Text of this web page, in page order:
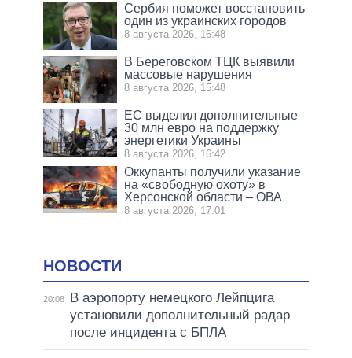
Сербия поможет восстановить
один из украинских городов
8 августа 2026, 16:48
В Береговском ТЦК выявили
массовые нарушения
8 августа 2026, 15:48
ЕС выделил дополнительные
30 млн евро на поддержку
энергетики Украины
8 августа 2026, 16:42
Оккупанты получили указание
на «свободную охоту» в
Херсонской области – ОВА
8 августа 2026, 17:01
НОВОСТИ
20:08
В аэропорту немецкого Лейпцига
установили дополнительный радар
после инцидента с БПЛА